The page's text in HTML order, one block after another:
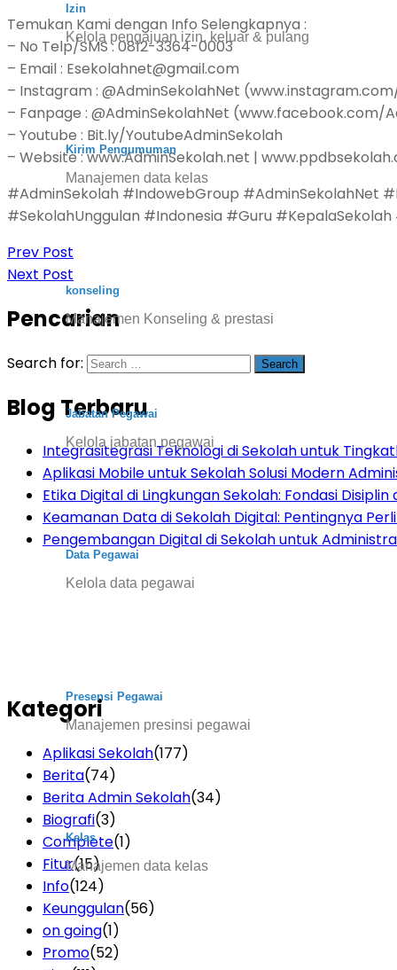
Izin
Kelola pengajuan izin, keluar & pulang
Kirim Pengumuman
Manajemen data kelas
konseling
Manajemen Konseling & prestasi
Jabatan Pegawai
Kelola jabatan pegawai
Data Pegawai
Kelola data pegawai
Presensi Pegawai
Manajemen presinsi pegawai
Kelas
Manajemen data kelas
Temukan Kami dengan Info Selengkapnya :
– No Telp/SMS : 0812-3364-0003
– Email : Esekolahnet@gmail.com
– Instagram : @AdminSekolahNet
– Fanpage : @AdminSekolahNet (www.facebook.com/
– Youtube : Bit.ly/YoutubeAdminSekolah
– Website : www.AdminSekolah.net |
#AdminSekolah #IndowebGroup #AdminSekolahNet
#SekolahUnggulan #Indonesia #Guru
Prev Post
Next Post
Pencarian
Search for:
Blog Terbaru
Integrasitegrasi Teknologi di Sekolah untuk
Aplikasi Mobile untuk Sekolah Solusi Modern
Etika Digital di Lingkungan Sekolah: Fondasi Disiplin
Keamanan Data di Sekolah Digital: Pentingnya
Pengembangan Digital di Sekolah untuk
Kategori
Aplikasi Sekolah(177)
Berita(74)
Berita Admin Sekolah(34)
Biografi(3)
Complete(1)
Fitur(15)
Info(124)
Keunggulan(56)
on going(1)
Promo(52)